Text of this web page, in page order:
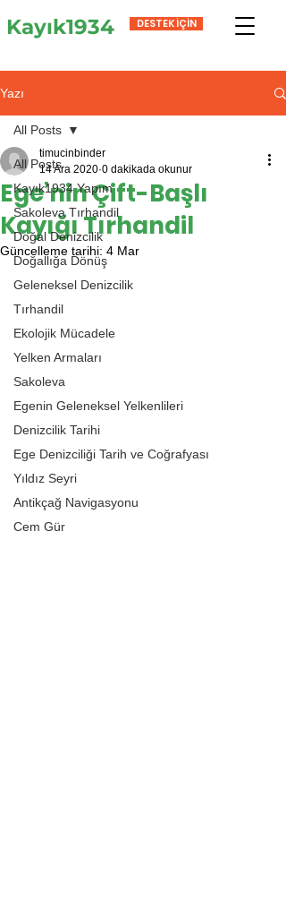
Kayık1934 DESTEK İÇİN
Yazı
All Posts
Kayık1934 Yapım
Sakoleva Tırhandil
Doğal Denizcilik
Doğallığa Dönüş
Geleneksel Denizcilik
Tırhandil
Ekolojik Mücadele
Yelken Armaları
Sakoleva
Egenin Geleneksel Yelkenlileri
Denizcilik Tarihi
Ege Denizciliği Tarih ve Coğrafyası
Yıldız Seyri
Antikçağ Navigasyonu
Cem Gür
All Posts
Ege’nin Çift-Başlı
Kayığı Tırhandil
timucinbinder
14 Ara 2020 0 dakikada okunur
Güncelleme tarihi: 4 Mar